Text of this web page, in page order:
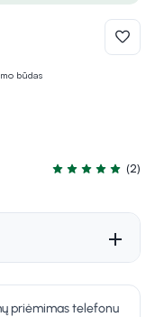
Įvertinimas 5.0
(2)
būdas
priėmimas telefonu